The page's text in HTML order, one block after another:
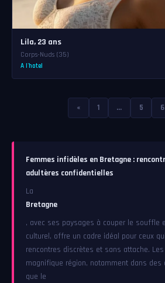
Lila, 23 ans
Corps-Nuds (35)
A l'hotel
« 1 ... 5 6
Femmes infidèles en Bretagne :
adultères confidentielles
La
Bretagne
, avec ses paysages à couper le souffle
culturel, offre un cadre idéal pour ceux
rencontres discrètes et sans attache.
magnifique région, notamment dans des
que le